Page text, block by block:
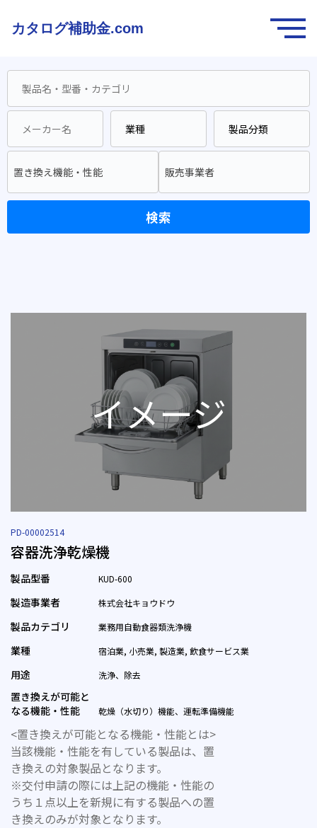
カタログ補助金.com
置き換え機能・性能 販売事業者
検索
PD-00002514
容器洗浄乾燥機
製品型番 KUD-600
製造事業者 株式会社キョウドウ
製品カテゴリ 業務用自動食器類洗浄機
業種 宿泊業, 小売業, 製造業, 飲食サービス業
用途 洗浄、除去
置き換えが可能と
なる機能・性能
乾燥（水切り）機能、運転準備機能
<置き換えが可能となる機能・性能とは>
当該機能・性能を有している製品は、置
き換えの対象製品となります。
※交付申請の際には上記の機能・性能の
うち１点以上を新規に有する製品への置
き換えのみが対象となります。